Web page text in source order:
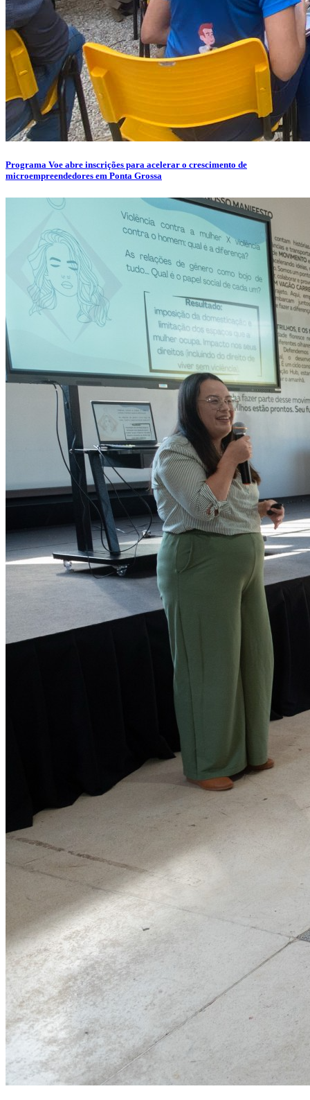
Programa Voe abre inscrições para acelerar o crescimento de
microempreendedores em Ponta Grossa